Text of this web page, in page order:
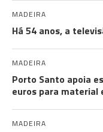
MADEIRA
Há 54 anos, a
MADEIRA
Porto Santo apoia
euros para material
MADEIRA